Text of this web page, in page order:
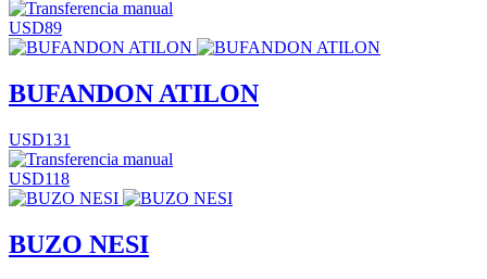
USD89
BUFANDON ATILON
USD131
USD118
BUZO NESI